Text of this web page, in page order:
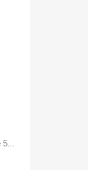
5...